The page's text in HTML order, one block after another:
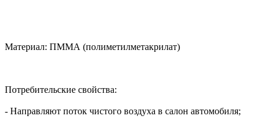
Материал: ПММА (полиметилметакрилат)
Потребительские свойства:
- Направляют поток чистого воздуха в салон автомобиля;